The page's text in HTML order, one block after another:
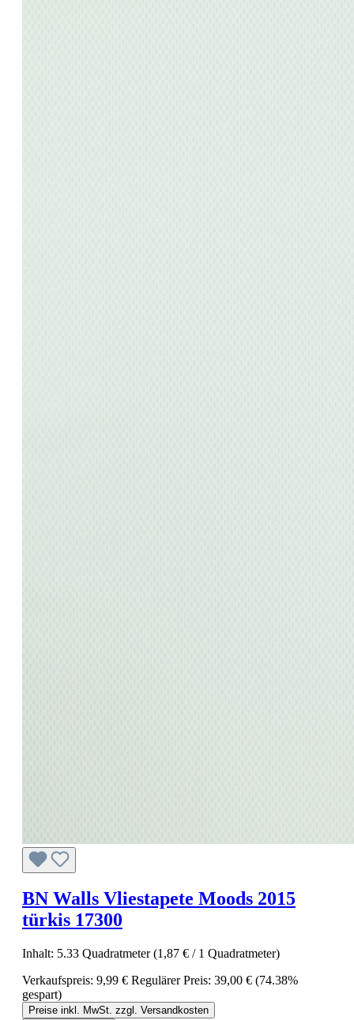
BN Walls Vliestapete Moods 2015
türkis 17300
Inhalt: 5.33 Quadratmeter(1,87 € / 1 Quadratmeter)
Verkaufspreis: 9,99 € Regulärer Preis: 39,00 € (74.38%
gespart)
Preise inkl. MwSt. zzgl. Versandkosten